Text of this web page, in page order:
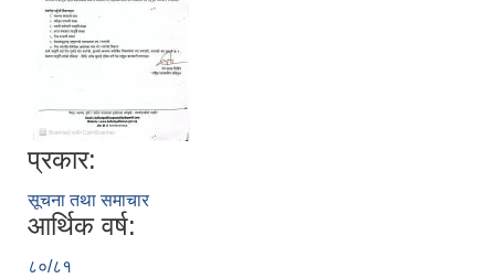
प्रकार:
सूचना तथा समाचार
आर्थिक वर्ष:
८०/८१